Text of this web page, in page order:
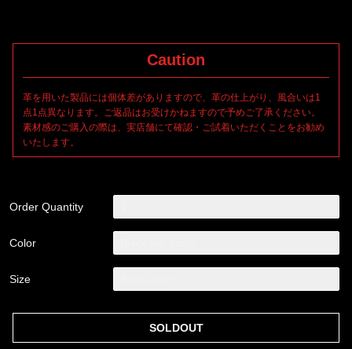
しヒダ状にし伸縮性を持たせたレザーシャーリングパネルは、安
ジャケットを製作する企業工場にて製作した抜かりの無い仕様に
Caution
革を用いた製品には個体差がありますので、革の仕上がり、風合いは1
点1点異なります。ご返品はお受けかねますので予めご了承ください。
素材感のご購入の際は、実店舗にて確認・ご試着いただくことをお勧め
いたします。
Order Quantity
Color
Size
SOLDOUT